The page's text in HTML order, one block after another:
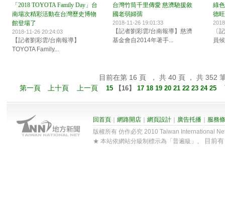
「2018 TOYOTA Family Day」台
南場次精彩活動在台灣歷史博物
館登場了
2018-11-26 20:24:03
【記者劉彩雲/台南報導】
TOYOTA Family...
台灣竹筒千里傳愛 慈濟馳援敘
國老弱婦孺
2018-11-26 19:01:33
【記者劉彩雲/台南報導】慈濟
基金會自2014年著手...
綠
德
〔
員
目前在第 16 頁 ， 共 40 頁 ， 共 352
第一頁
上十頁 上一頁 15 【16】 17 18 19 20 21 22 23 24 25
回首頁 網路開店 網頁設計 廣告托播
服務
版權所有 仿作必究 2010 Taiwan International
★ 本站依網站分級制標示為「普遍級」。
目前